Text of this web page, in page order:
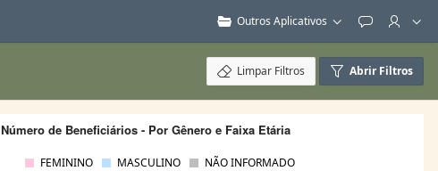
Outros Aplicativos Feedback
Limpar Filtros Abrir Filtros
Número de Beneficiários - Por Gênero e Faixa Etária
FEMININO MASCULINO NÃO INFORMADO